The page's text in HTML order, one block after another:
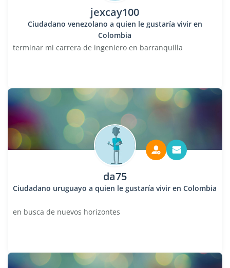
jexcay100
Ciudadano venezolano a quien le gustaría vivir en
Colombia
terminar mi carrera de ingeniero en barranquilla
da75
Ciudadano uruguayo a quien le gustaría vivir en Colombia
en busca de nuevos horizontes